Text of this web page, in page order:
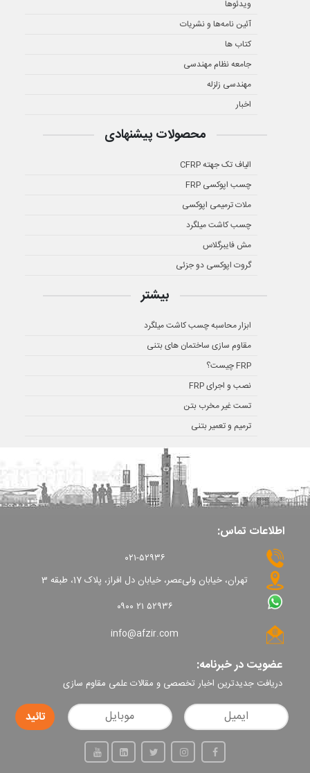
ویدئوها
آئین نامه‌ها و نشریات
کتاب ها
جامعه نظام مهندسی
مهندسی زلزله
اخبار
محصولات پیشنهادی
الیاف تک جهته CFRP
چسب اپوکسی FRP
ملات ترمیمی اپوکسی
چسب کاشت میلگرد
مش فایبرگلاس
گروت اپوکسی دو جزئی
بیشتر
ابزار محاسبه چسب کاشت میلگرد
مقاوم سازی ساختمان های بتنی
FRP چیست؟
نصب و اجرای FRP
تست غیر مخرب بتن
ترمیم و تعمیر بتنی
اطلاعات تماس:
۰۲۱-۵۲۹۳۶
تهران، خیابان ولی‌عصر، خیابان دل افراز، پلاک 17، طبقه 3
۰۹۰۰ ۲۱ ۵۲۹۳۶
info@afzir.com
عضویت در خبرنامه:
دریافت جدیدترین اخبار تخصصی و مقالات علمی مقاوم سازی